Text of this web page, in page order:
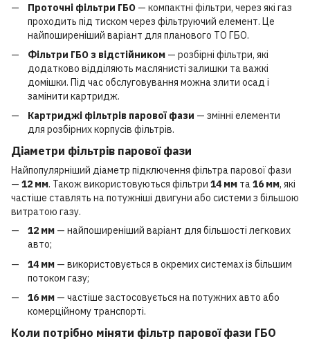
Проточні фільтри ГБО — компактні фільтри, через які газ
проходить під тиском через фільтруючий елемент. Це
найпоширеніший варіант для планового ТО ГБО.
Фільтри ГБО з відстійником — розбірні фільтри, які
додатково відділяють маслянисті залишки та важкі
домішки. Під час обслуговування можна злити осад і
замінити картридж.
Картриджі фільтрів парової фази — змінні елементи
для розбірних корпусів фільтрів.
Діаметри фільтрів парової фази
Найпопулярніший діаметр підключення фільтра парової фази
— 12 мм. Також використовуються фільтри 14 мм та16 мм, які
частіше ставлять на потужніші двигуни або системи з більшою
витратою газу.
12 мм — найпоширеніший варіант для більшості легкових
авто;
14 мм — використовується в окремих системах із більшим
потоком газу;
16 мм — частіше застосовується на потужних авто або
комерційному транспорті.
Коли потрібно міняти фільтр парової фази ГБО